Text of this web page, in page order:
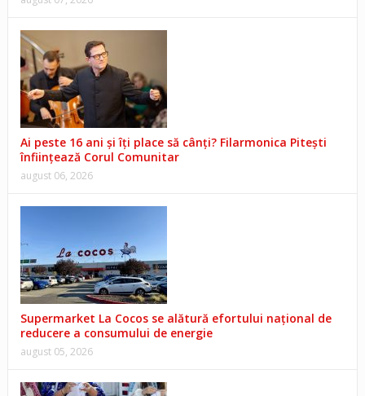
Ai peste 16 ani și îți place să cânți? Filarmonica Pitești
înființează Corul Comunitar
august 06, 2026
Supermarket La Cocos se alătură efortului național de
reducere a consumului de energie
august 05, 2026